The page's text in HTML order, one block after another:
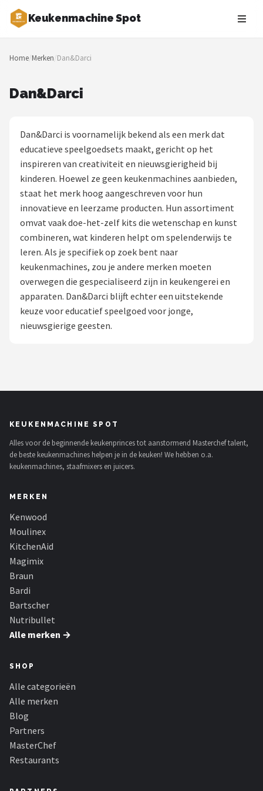
Keukenmachine Spot
Zoeken
NAVIGATIE
Blog
MasterChef
Restaurants
Keukenmachines
Staafmixers
Juicers
Shop
Magimix
Bardi
Bartscher
Nutribullet
KitchenBrothers
Philips
Home/Merken/Dan&Darci
Dan&Darci
Dan&Darci is voornamelijk bekend als een merk dat
educatieve speelgoedsets maakt, gericht op het
inspireren van creativiteit en nieuwsgierigheid bij
kinderen. Hoewel ze geen keukenmachines aanbieden,
staat het merk hoog aangeschreven voor hun
innovatieve en leerzame producten. Hun assortiment
omvat vaak doe-het-zelf kits die wetenschap en kunst
combineren, wat kinderen helpt om spelenderwijs te
leren. Als je specifiek op zoek bent naar
keukenmachines, zou je andere merken moeten
overwegen die gespecialiseerd zijn in keukengerei en
apparaten. Dan&Darci blijft echter een uitstekende
keuze voor educatief speelgoed voor jonge,
nieuwsgierige geesten.
KEUKENMACHINE SPOT
Alles voor de beginnende keukenprinces tot aanstormend Masterchef talent,
de beste keukenmachines helpen je in de keuken! We hebben o.a.
keukenmachines, staafmixers en juicers.
MERKEN
Kenwood
Moulinex
KitchenAid
Magimix
Braun
Bardi
Bartscher
Nutribullet
Alle merken →
SHOP
Alle categorieën
Alle merken
Blog
Partners
MasterChef
Restaurants